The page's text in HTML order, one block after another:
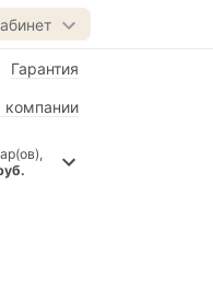
Гарантия
компании